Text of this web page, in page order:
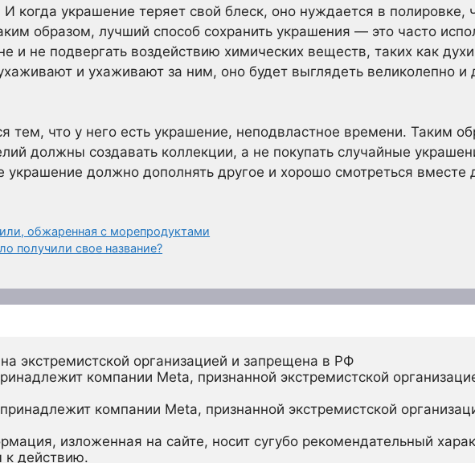
И когда украшение теряет свой блеск, оно нуждается в полировке,
образом, лучший способ сохранить украшения — это часто
и не подвергать воздействию химических веществ, таких как
и ухаживают за ним, оно будет выглядеть великолепно и
тем, что у него есть украшение, неподвластное времени. Таким
должны создавать коллекции, а не покупать случайные
украшение должно дополнять другое и хорошо смотреться вместе
обжаренная с морепродуктами
получили свое название?
экстремистской организацией и запрещена в РФ
компании Meta, признанной экстремистской
компании Meta, признанной экстремистской
изложенная на сайте, носит сугубо рекомендательный
к действию.